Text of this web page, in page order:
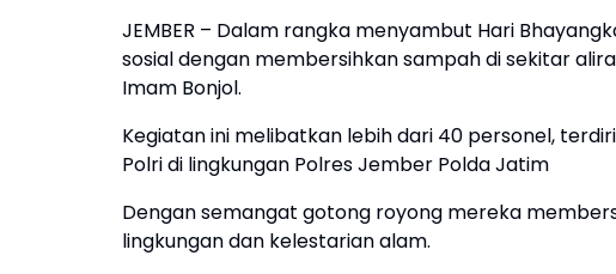
JEMBER – Dalam rangka menyambut Hari
sosial dengan membersihkan sampah di sekitar
Imam Bonjol.
Kegiatan ini melibatkan lebih dari 40 personel,
Polri di lingkungan Polres Jember Polda Jatim
Dengan semangat gotong royong mereka
lingkungan dan kelestarian alam.